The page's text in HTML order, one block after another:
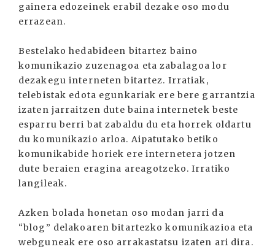
gainera edozeinek erabil dezake oso modu
errazean.
Bestelako hedabideen bitartez baino
komunikazio zuzenagoa eta zabalagoa lor
dezakegu interneten bitartez. Irratiak,
telebistak edota egunkariak ere bere garrantzia
izaten jarraitzen dute baina internetek beste
esparru berri bat zabaldu du eta horrek oldartu
du komunikazio arloa. Aipatutako betiko
komunikabide horiek ere internetera jotzen
dute beraien eragina areagotzeko. Irratiko
langileak.
Azken bolada honetan oso modan jarri da
“blog” delakoaren bitartezko komunikazioa eta
webguneak ere oso arrakastatsu izaten ari dira.